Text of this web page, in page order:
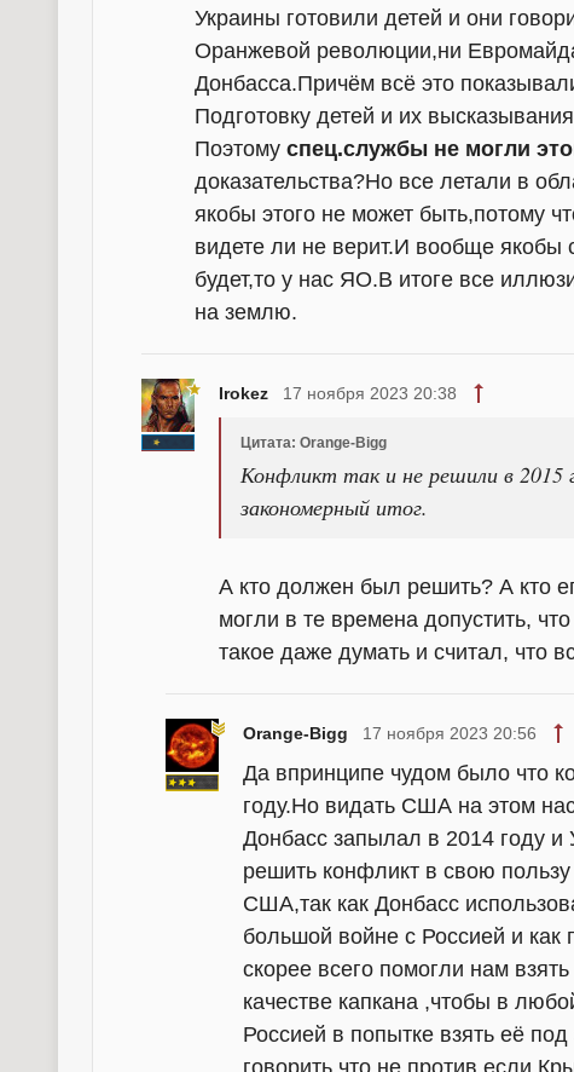
Украины готовили детей и они
Оранжевой революции,ни
Донбасса.Причём всё это
Подготовку детей и их
Поэтому спец.службы не могли
доказательства?Но все летали в
якобы этого не может быть,потому
видете ли не верит.И вообще якобы
будет,то у нас ЯО.В итоге все
на землю.
Irokez 17 ноября 2023 20:38
Цитата: Orange-Bigg
Конфликт так и не решили в 2015
закономерный итог.
А кто должен был решить? А кто
могли в те времена допустить,
такое даже думать и считал, что
Orange-Bigg 17 ноября 2023 20:56
Да впринципе чудом было что
году.Но видать США на этом
Донбасс запылал в 2014 году и
решить конфликт в свою
США,так как Донбасс
большой войне с Россией и
скорее всего помогли нам
качестве капкана ,чтобы в
Россией в попытке взять её